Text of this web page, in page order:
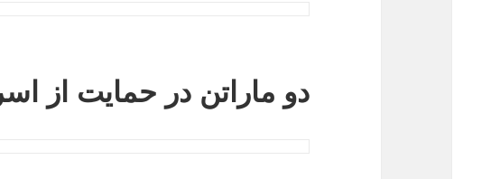
دو ماراتن در حمایت از